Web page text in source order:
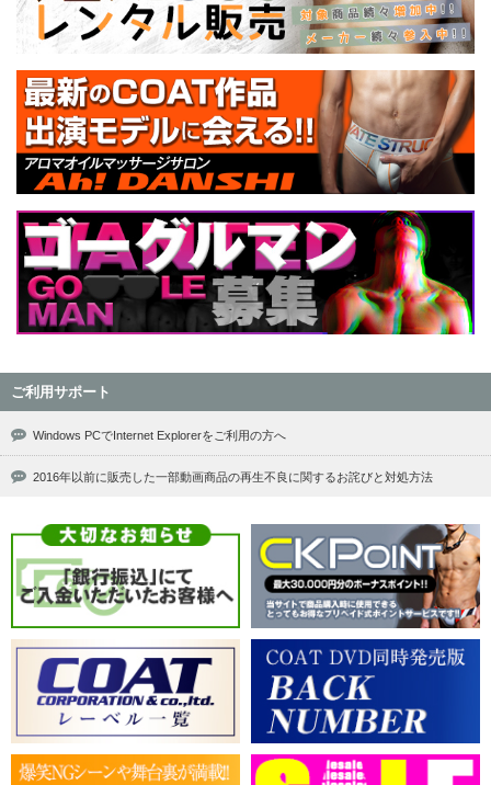
ご利用サポート
Windows PCでInternet Explorerをご利用の方へ
2016年以前に販売した一部動画商品の再生不良に関するお詫びと対処方法